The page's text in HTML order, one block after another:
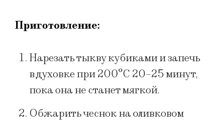
Приготовление:
Нарезать тыкву кубиками и запечь
в духовке при 200°С 20–25 минут,
пока она не станет мягкой.
Обжарить чеснок на оливковом